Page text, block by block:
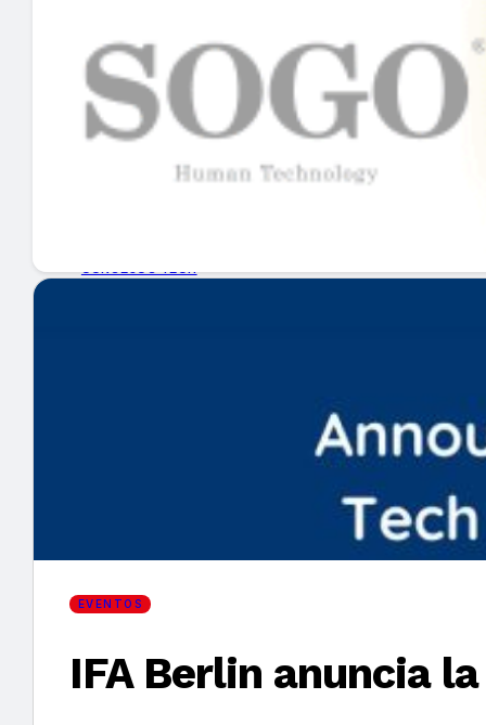
INICIO
EMPRESAS
GUÍA DE COMPRA
Encuentra tu noticia
EVENTOS
IFA Berlin anuncia